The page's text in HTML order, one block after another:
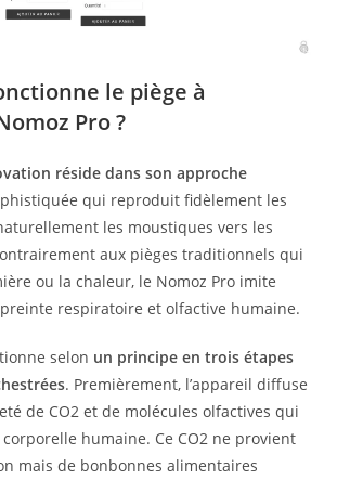
le piège à
Pro ?
réside dans son approche
qui reproduit fidèlement les
les moustiques vers les
aux pièges traditionnels qui
ou la chaleur, le Nomoz Pro imite
respiratoire et olfactive humaine.
selon un principe en trois étapes
. Premièrement, l’appareil diffuse
de CO2 et de molécules olfactives qui
humaine. Ce CO2 ne provient
mais de bonbonnes alimentaires